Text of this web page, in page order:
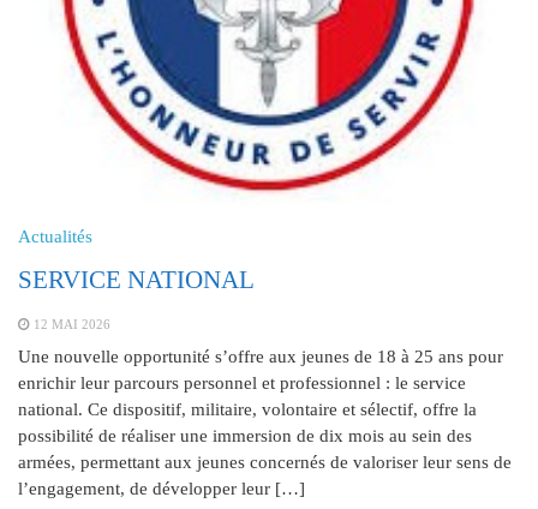
Actualités
SERVICE NATIONAL
12 MAI 2026
Une nouvelle opportunité s’offre aux jeunes de 18 à 25 ans pour
enrichir leur parcours personnel et professionnel : le service
national. Ce dispositif, militaire, volontaire et sélectif, offre la
possibilité de réaliser une immersion de dix mois au sein des
armées, permettant aux jeunes concernés de valoriser leur sens de
l’engagement, de développer leur […]